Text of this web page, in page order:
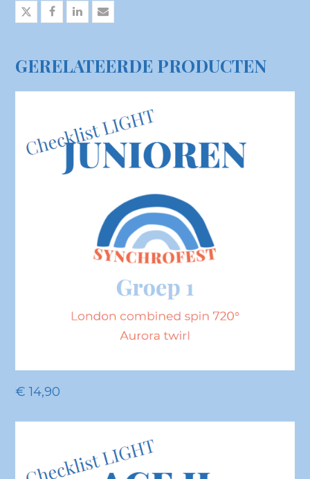
GERELATEERDE PRODUCTEN
€ 14,90